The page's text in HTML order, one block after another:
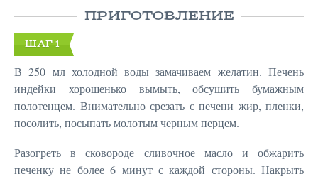
ПРИГОТОВЛЕНИЕ
ШАГ 1
В 250 мл холодной воды замачиваем желатин. Печень
индейки хорошенько вымыть, обсушить бумажным
полотенцем. Внимательно срезать с печени жир, пленки,
посолить, посыпать молотым черным перцем.
Разогреть в сковороде сливочное масло и обжарить
печенку не более 6 минут с каждой стороны. Накрыть